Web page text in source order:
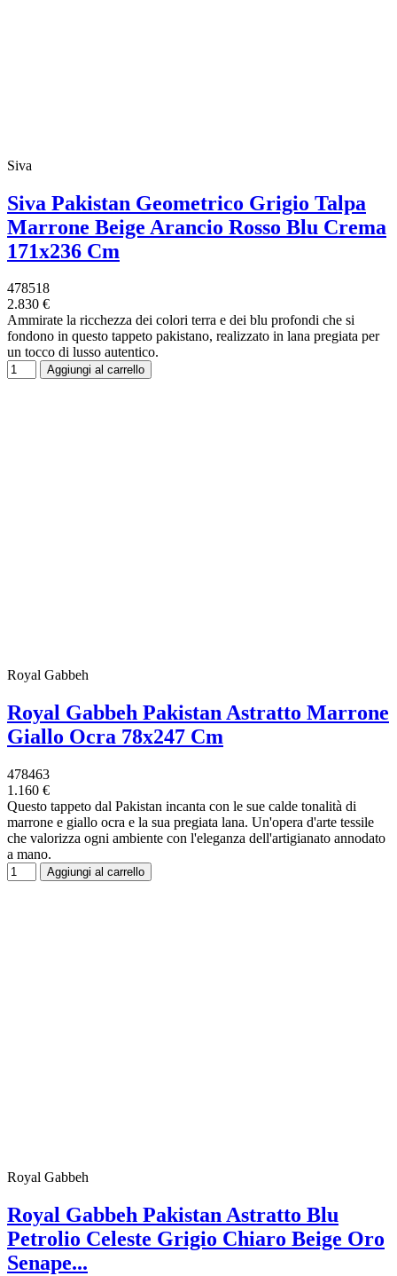
Siva
Siva Pakistan Geometrico Grigio Talpa
Marrone Beige Arancio Rosso Blu Crema
171x236 Cm
478518
2.830 €
Ammirate la ricchezza dei colori terra e dei blu profondi che si
fondono in questo tappeto pakistano, realizzato in lana pregiata per
un tocco di lusso autentico.
Aggiungi al carrello
Royal Gabbeh
Royal Gabbeh Pakistan Astratto Marrone
Giallo Ocra 78x247 Cm
478463
1.160 €
Questo tappeto dal Pakistan incanta con le sue calde tonalità di
marrone e giallo ocra e la sua pregiata lana. Un'opera d'arte tessile
che valorizza ogni ambiente con l'eleganza dell'artigianato annodato
a mano.
Aggiungi al carrello
Royal Gabbeh
Royal Gabbeh Pakistan Astratto Blu
Petrolio Celeste Grigio Chiaro Beige Oro
Senape...